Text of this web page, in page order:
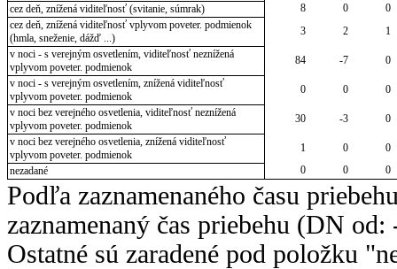
cez deň, znížená viditeľnosť (svitanie, súmrak)
8 0
0
cez deň, znížená viditeľnosť vplyvom poveter. podmienok
(hmla, sneženie, dážď ...)
3 2
1
v noci - s verejným osvetlením, viditeľnosť neznížená
vplyvom poveter. podmienok
84 -7
0
v noci - s verejným osvetlením, znížená viditeľnosť
vplyvom poveter. podmienok
0 0
0
v noci bez verejného osvetlenia, viditeľnosť neznížená
vplyvom poveter. podmienok
30 -3
0
v noci bez verejného osvetlenia, znížená viditeľnosť
vplyvom poveter. podmienok
1 0
0
nezadané
0 0 0
Podľa zaznamenaného času
zaznamenaný čas priebehu (DN
Ostatné sú zaradené pod položku